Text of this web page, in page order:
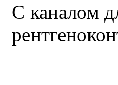
С каналом